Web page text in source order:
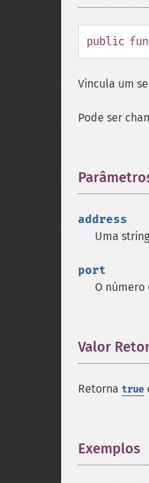
public
Vincula um
Pode ser
address
Uma
port
O número
Valor
Retorna true
Exemplos